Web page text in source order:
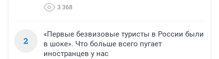
3 368
2
«Первые безвизовые туристы в России были
в шоке». Что больше всего пугает
иностранцев у нас